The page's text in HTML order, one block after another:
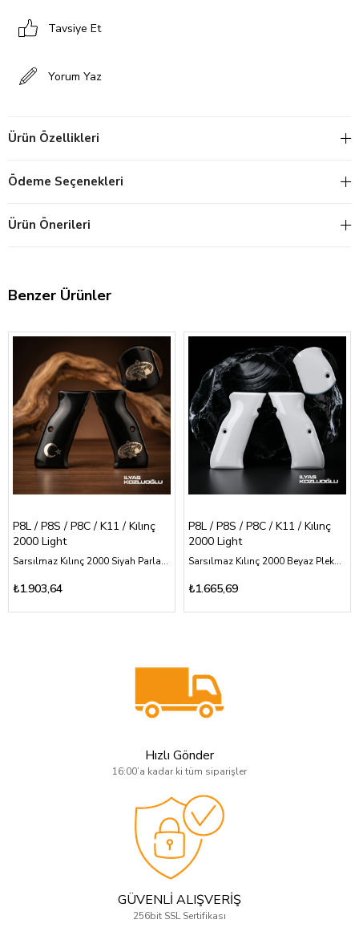
Tavsiye Et
Yorum Yaz
Ürün Özellikleri
Ödeme Seçenekleri
Ürün Önerileri
Benzer Ürünler
P8L / P8S / P8C / K11 / Kılınç
2000 Light
Sarsılmaz Kılınç 2000 Siyah Parlak Pleksi Kabza Sarı Pirinç Ay Yıldız ve Özel Tasarım Logolu
₺1.903,64
P8L / P8S / P8C / K11 / Kılınç
2000 Light
Sarsılmaz Kılınç 2000 Beyaz Pleksi Kabza Düz Desensiz Logosuz
₺1.665,69
Hızlı Gönder
16:00’a kadar ki tüm siparişler
GÜVENLİ ALIŞVERİŞ
256bit SSL Sertifikası